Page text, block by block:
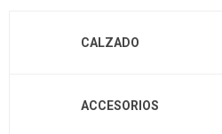
CALZADO
ACCESORIOS